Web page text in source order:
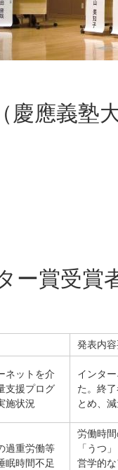
慶應義塾
ー賞受賞
発表内
ネットを介
支援プログ
施状況
インタ
た。終
とめ、
過重労働等
眠時間不足
労働時
「うつ
営学的